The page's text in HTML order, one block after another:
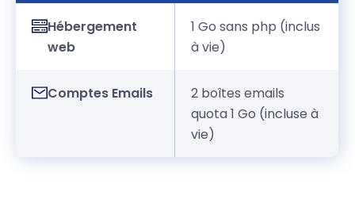
Hébergement
web
1 Go sans php (inclus
à vie)
Comptes Emails
2 boîtes emails
quota 1 Go (incluse à
vie)